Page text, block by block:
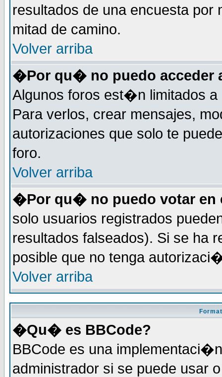
resultados de una encuesta
mitad de camino.
Volver arriba
�Por qu� no puedo acceder
Algunos foros est�n limitados
Para verlos, crear mensajes,
autorizaciones que solo te
foro.
Volver arriba
�Por qu� no puedo votar en
solo usuarios registrados
resultados falseados). Si se ha
posible que no tenga
Volver arriba
�Qu� es BBCode?
BBCode es una
administrador si se puede usar